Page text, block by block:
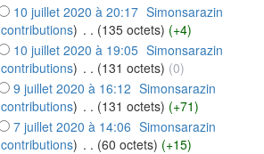
10 juillet 2020 à 20:17‎ Simonsarazin
contributions) . . (135 octets) (+4)
10 juillet 2020 à 19:05‎ Simonsarazin
contributions) . . (131 octets) (0)
9 juillet 2020 à 16:12 Simonsarazin
contributions) . . (131 octets) (+71)
7 juillet 2020 à 14:06 Simonsarazin
contributions) . . (60 octets) (+15)